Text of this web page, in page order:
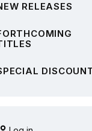
RELEASES